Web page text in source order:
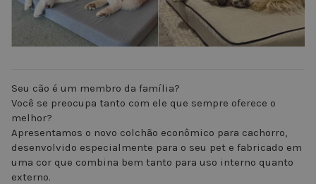
Seu cão é um membro da família?
Você se preocupa tanto com ele que sempre oferece o
melhor?
Apresentamos o novo colchão econômico para cachorro,
desenvolvido especialmente para o seu pet e fabricado em
uma cor que combina bem tanto para uso interno quanto
externo.